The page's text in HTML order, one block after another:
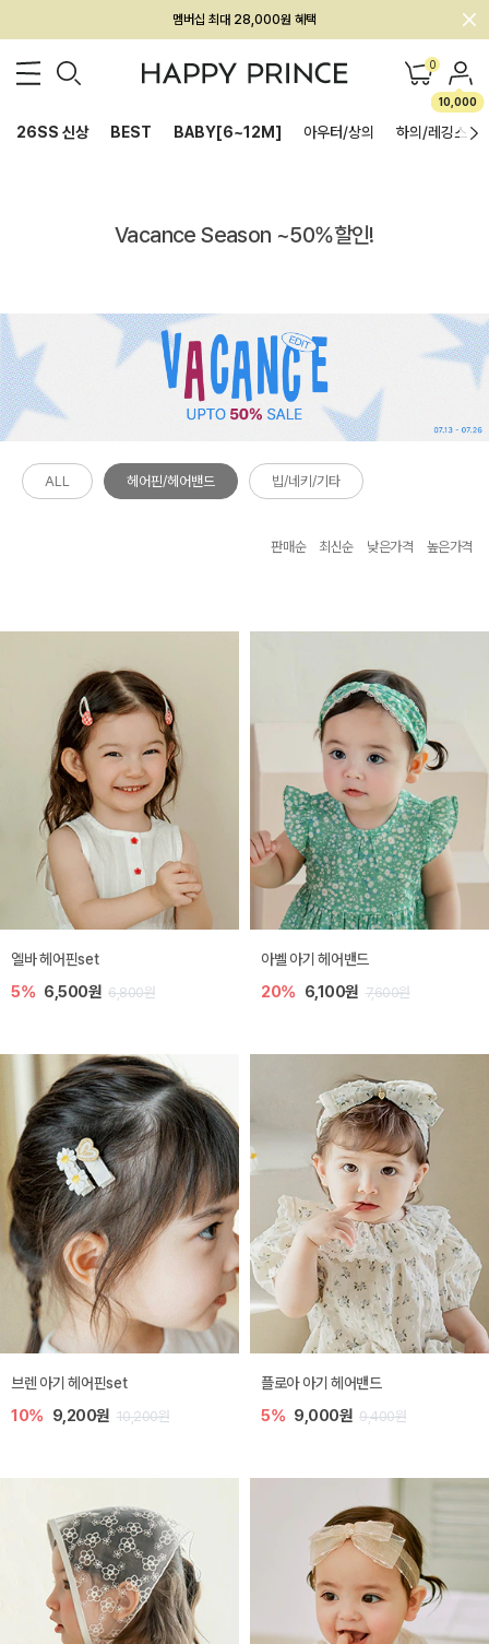
멤버십 최대 28,000원 혜택
0
10,000
26SS 신상 BEST BABY[6~12M] 아우터/상의 하의/레깅스
Vacance Season ~50%할인!
ALL 헤어핀/헤어밴드 빕/네키/기타
판매순 최신순 낮은가격 높은가격
엘바 헤어핀set
5% 6,500원 6,800원
아벨 아기 헤어밴드
20% 6,100원 7,600원
브렌 아기 헤어핀set
10% 9,200원 10,200원
플로아 아기 헤어밴드
5% 9,000원 9,400원